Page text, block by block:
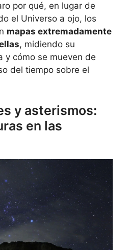
por qué, en lugar de
el Universo a ojo, los
mapas extremadamente
, midiendo su
y cómo se mueven de
del tiempo sobre el
y asterismos:
en las